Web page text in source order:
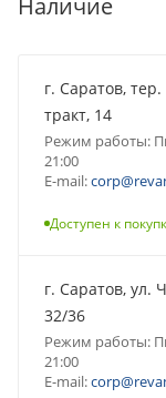
Наличие
г. Саратов,
тракт, 14
Режим работы:
21:00
E-mail:
Доступен к
г. Саратов, ул.
32/36
Режим работы:
21:00
E-mail: